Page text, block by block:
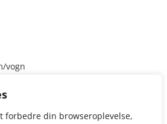
forbedre din browseroplevelse,
vogn